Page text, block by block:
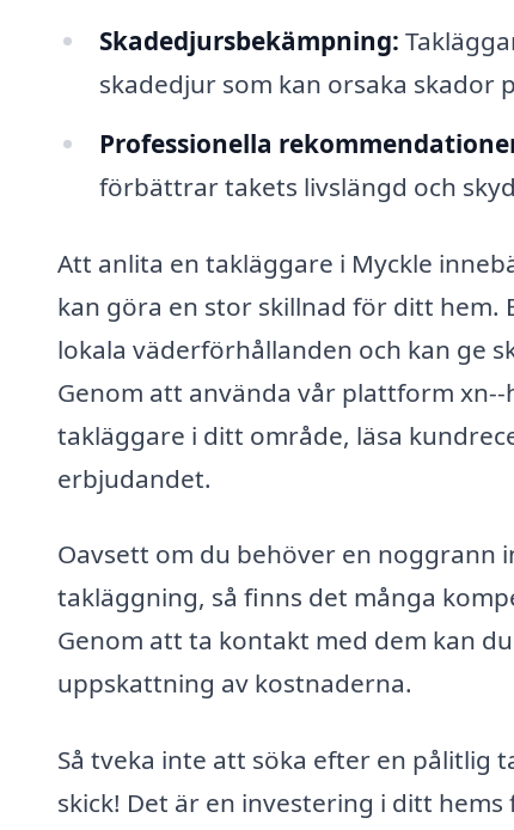
Skadedjursbekämpning:
skadedjur som kan orsaka skador
Professionella
förbättrar takets livslängd och
Att anlita en takläggare i Myckle
kan göra en stor skillnad för ditt hem.
lokala väderförhållanden och kan ge
Genom att använda vår plattform
takläggare i ditt område, läsa
erbjudandet.
Oavsett om du behöver en noggrann
takläggning, så finns det många
Genom att ta kontakt med dem kan
uppskattning av kostnaderna.
Så tveka inte att söka efter en pålitlig
skick! Det är en investering i ditt